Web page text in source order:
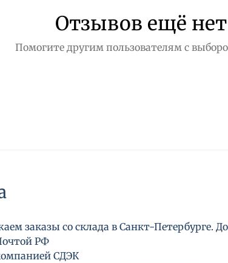
Отзывов ещё
Помогите другим пользователям с
заказы со склада в Санкт-Петербурге.
РФ
СДЭК